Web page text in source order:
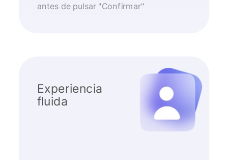
antes de pulsar "Confirmar"
Experiencia
fluida